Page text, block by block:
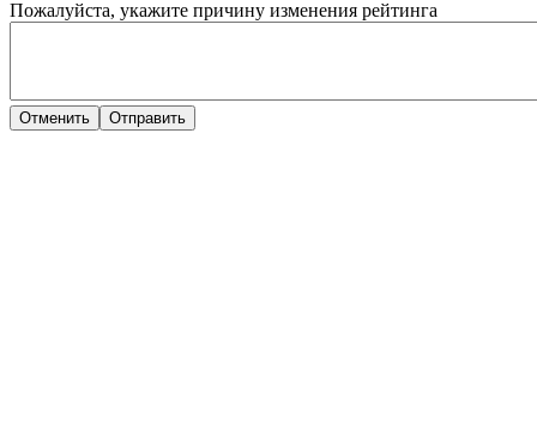
Пожалуйста, укажите причину изменения рейтинга
Отменить Отправить